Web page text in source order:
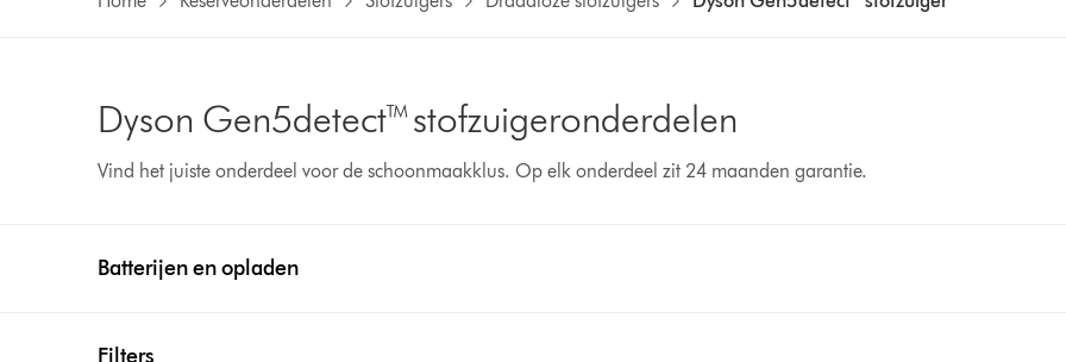
Dyson Gen5detect™ stofzuigeronderdelen
Vind het juiste onderdeel voor de schoonmaakklus. Op elk onderdeel zit 24 maanden garantie.
Batterijen en opladen
Filters